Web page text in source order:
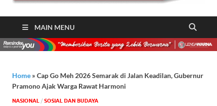
MAIN MENU
Home » Cap Go Meh 2026 Semarak di Jalan Keadilan, Gubernur
Pramono Ajak Warga Rawat Harmoni
NASIONAL / SOSIAL DAN BUDAYA